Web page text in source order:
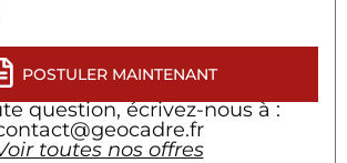
POSTULER MAINTENANT
question, écrivez-nous à :
toutes nos offres